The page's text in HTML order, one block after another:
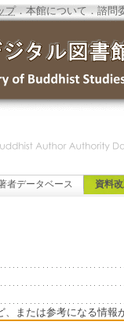
プ．本館について．諮問
者データベース 資料
、または参考になる情報